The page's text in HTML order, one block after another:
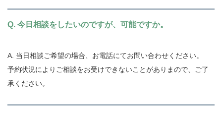
Q. 今日相談をしたいのですが、可能ですか。
A. 当日相談ご希望の場合、お電話にてお問い合わせください。
予約状況によりご相談をお受けできないことがありまので、ご了
承ください。